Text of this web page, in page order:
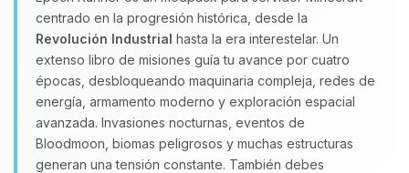
centrado en la progresión histórica, desde la
Revolución Industrial hasta la era interestelar. Un
extenso libro de misiones guía tu avance por cuatro
épocas, desbloqueando maquinaria compleja, redes de
energía, armamento moderno y exploración espacial
avanzada. Invasiones nocturnas, eventos de
Bloodmoon, biomas peligrosos y muchas estructuras
generan una tensión constante. También debes